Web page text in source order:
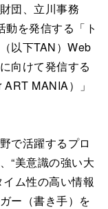
団、立川事務
を発信する「ト
以下TAN）Web
向けて発信する
MANIA）」
で活躍するプロ
“美意識の強い大
ム性の高い情報
ー（書き手）を